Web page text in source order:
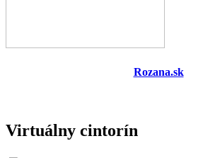
Rozana.sk
Virtuálny cintorín